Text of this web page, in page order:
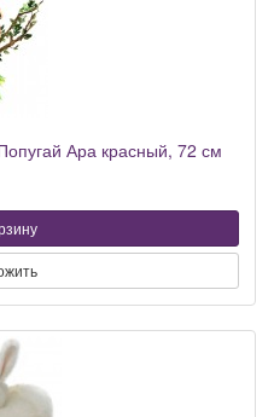
Ара красный, 72 см